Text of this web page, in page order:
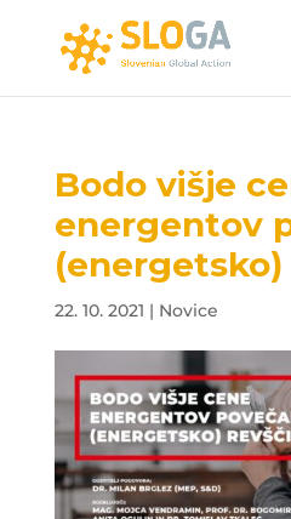
Bodo višje
energentov
22. 10. 2021 | Novice